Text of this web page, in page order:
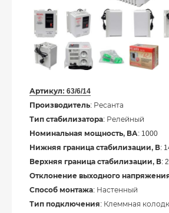
Артикул: 63/6/14
Производитель: Ресанта
Тип стабилизатора: Релейный
Номинальная мощность, ВА: 1000
Нижняя граница стабилизации, В:
Верхняя граница стабилизации, В:
Отклонение выходного
Способ монтажа: Настенный
Тип подключения: Клеммная